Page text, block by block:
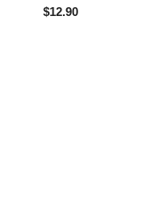
$12.90